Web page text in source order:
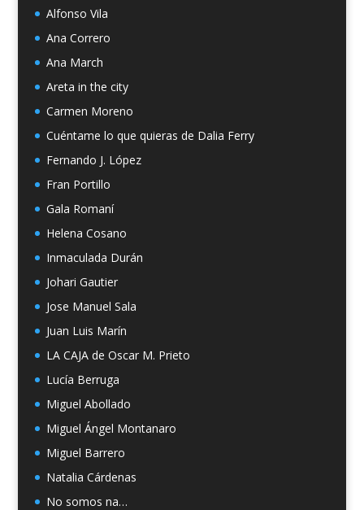
Alfonso Vila
Ana Correro
Ana March
Areta in the city
Carmen Moreno
Cuéntame lo que quieras de Dalia Ferry
Fernando J. López
Fran Portillo
Gala Romaní
Helena Cosano
Inmaculada Durán
Johari Gautier
Jose Manuel Sala
Juan Luis Marín
LA CAJA de Oscar M. Prieto
Lucía Berruga
Miguel Abollado
Miguel Ángel Montanaro
Miguel Barrero
Natalia Cárdenas
No somos na…